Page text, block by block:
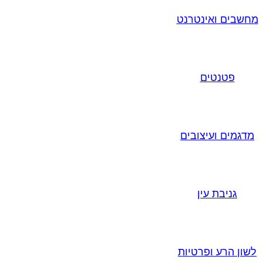
מחשבים ואינטרנט
פטנטים
מדגמים ועיצובים
גניבת עין
לשון הרע ופרטיות